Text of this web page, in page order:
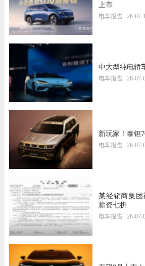
上市
电车报告 26-07-
中大型纯电轿
电车报告 26-07-
新玩家！泰钽
电车报告 26-07-
某经销商集
薪资七折
电车报告 26-07-